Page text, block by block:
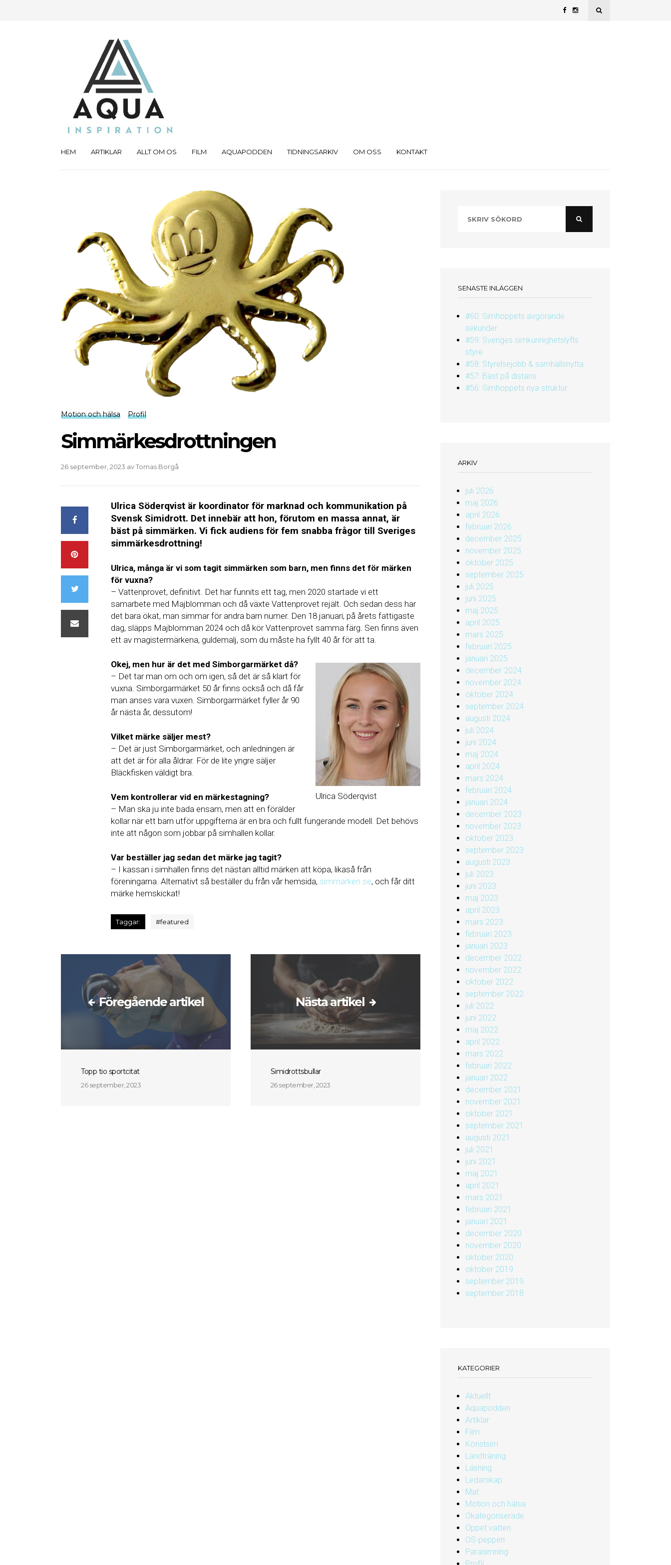
HEM ARTIKLAR ALLT OM OS FILM AQUAPODDEN TIDNINGSARKIV OM OSS KONTAKT
Motion och hälsa Profil
Simmärkesdrottningen
26 september, 2023 avTomas Borgå
Ulrica Söderqvist är koordinator för marknad och kommunikation på
Svensk Simidrott. Det innebär att hon, förutom en massa annat, är
bäst på simmärken. Vi fick audiens för fem snabba frågor till Sveriges
simmärkesdrottning!
Ulrica, många är vi som tagit simmärken som barn, men finns det för märken
för vuxna?
– Vattenprovet, definitivt. Det har funnits ett tag, men 2020 startade vi ett
samarbete med Majblomman och då växte Vattenprovet rejält. Och sedan dess har
det bara ökat, man simmar för andra barn numer. Den 18 januari, på årets fattigaste
dag, släpps Majblomman 2024 och då kör Vattenprovet samma färg. Sen finns även
ett av magistermärkena, guldemalj, som du måste ha fyllt 40 år för att ta.
Ulrica Söderqvist
Okej, men hur är det med Simborgarmärket då?
– Det tar man om och om igen, så det är så klart för
vuxna. Simborgarmärket 50 år finns också och då får
man anses vara vuxen. Simborgarmärket fyller år 90
år nästa år, dessutom!
Vilket märke säljer mest?
– Det är just Simborgarmärket, och anledningen är
att det är för alla åldrar. För de lite yngre säljer
Bläckfisken väldigt bra.
Vem kontrollerar vid en märkestagning?
– Man ska ju inte bada ensam, men att en förälder
kollar när ett barn utför uppgifterna är en bra och fullt fungerande modell. Det behövs
inte att någon som jobbar på simhallen kollar.
Var beställer jag sedan det märke jag tagit?
– I kassan i simhallen finns det nästan alltid märken att köpa, likaså från
föreningarna. Alternativt så beställer du från vår hemsida, simmarken.se, och får ditt
märke hemskickat!
Taggar: #featured
Föregående artikel
Topp tio sportcitat
26 september, 2023
Nästa artikel
Simidrottsbullar
26 september, 2023
SENASTE INLÄGGEN
#60: Simhoppets avgörande
sekunder
#59: Sveriges simkunnighetslyfts
styre
#58: Styrelsejobb & samhällsnytta
#57: Bäst på distans
#56: Simhoppets nya struktur
ARKIV
juli 2026
maj 2026
april 2026
februari 2026
december 2025
november 2025
oktober 2025
september 2025
juli 2025
juni 2025
maj 2025
april 2025
mars 2025
februari 2025
januari 2025
december 2024
november 2024
oktober 2024
september 2024
augusti 2024
juli 2024
juni 2024
maj 2024
april 2024
mars 2024
februari 2024
januari 2024
december 2023
november 2023
oktober 2023
september 2023
augusti 2023
juli 2023
juni 2023
maj 2023
april 2023
mars 2023
februari 2023
januari 2023
december 2022
november 2022
oktober 2022
september 2022
juli 2022
juni 2022
maj 2022
april 2022
mars 2022
februari 2022
januari 2022
december 2021
november 2021
oktober 2021
september 2021
augusti 2021
juli 2021
juni 2021
maj 2021
april 2021
mars 2021
februari 2021
januari 2021
december 2020
november 2020
oktober 2020
oktober 2019
september 2019
september 2018
KATEGORIER
Aktuellt
Aquapodden
Artiklar
Film
Konstsim
Landträning
Läsning
Ledarskap
Mat
Motion och hälsa
Okategoriserade
Öppet vatten
OS-peppen
Parasimning